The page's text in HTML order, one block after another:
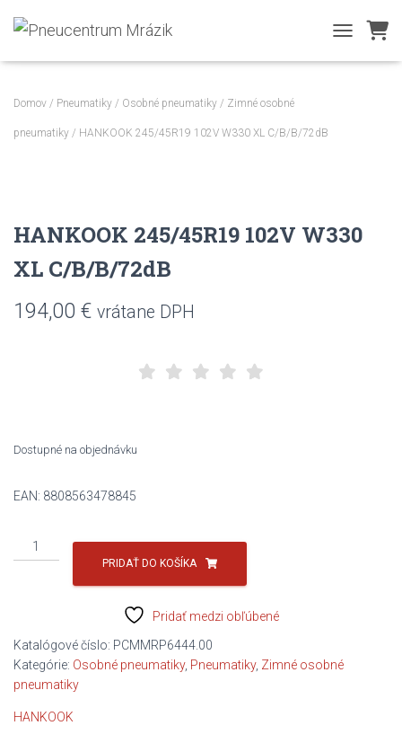
TOGGLE
Domov / Pneumatiky / Osobné pneumatiky / Zimné osobné
pneumatiky / HANKOOK 245/45R19 102V W330 XL C/B/B/72dB
HANKOOK 245/45R19 102V W330
XL C/B/B/72dB
194,00 € vrátane DPH
Dostupné na objednávku
EAN: 8808563478845
množstvo
HANKOOK
245/45R19
XL
C/B/B/72dB
PRIDAŤ DO KOŠÍKA
Pridať medzi obľúbené
Katalógové číslo: PCMMRP6444.00
Kategórie: Osobné pneumatiky, Pneumatiky, Zimné osobné
pneumatiky
HANKOOK